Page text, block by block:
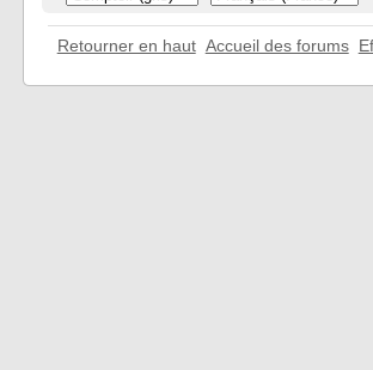
Retourner en haut Accueil des forums